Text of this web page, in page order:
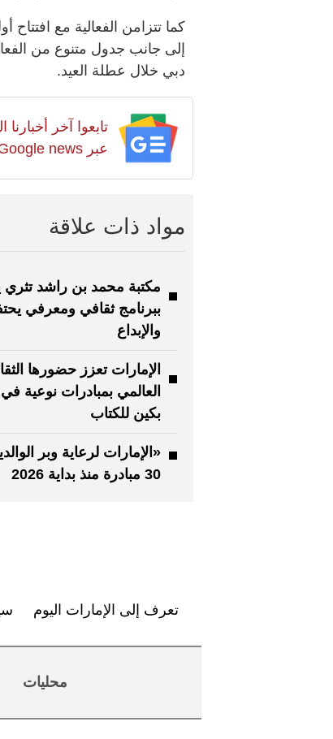
كما تتزامن الفعالية مع
إلى جانب جدول متنوع من
دبي خلال عطلة العيد.
تابعوا آخر
عبر Google news
مواد ذات علاقة
مكتبة محمد بن راشد تثري
ببرنامج ثقافي ومعرفي
والإبداع
الإمارات تعزز حضورها
العالمي بمبادرات نوعية
بكين للكتاب
«الإمارات لرعاية وبر
30 مبادرة منذ بداية 2026
تعرف إلى الإمارات اليوم
محليات